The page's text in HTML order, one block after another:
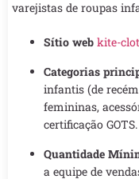
varejistas de roupas
Sítio web kite-
Categorias
infantis (de
femininas,
certificação GOTS.
Quantidade
a equipe de